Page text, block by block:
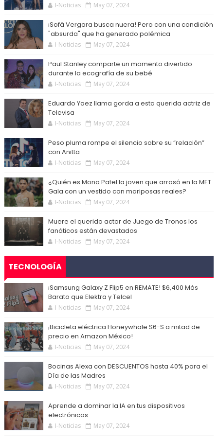
I-Noticias May 07, 2024
¡Sofá Vergara busca nuera! Pero con una condición
"absurda" que ha generado polémica
I-Noticias May 07, 2024
Paul Stanley comparte un momento divertido
durante la ecografía de su bebé
I-Noticias May 07, 2024
Eduardo Yaez llama gorda a esta querida actriz de
Televisa
I-Noticias May 07, 2024
Peso pluma rompe el silencio sobre su “relación”
con Anitta
I-Noticias May 07, 2024
¿Quién es Mona Patel la joven que arrasó en la MET
Gala con un vestido con mariposas reales?
I-Noticias May 07, 2024
Muere el querido actor de Juego de Tronos los
fanáticos están devastados
I-Noticias May 07, 2024
TECNOLOGÍA
¡Samsung Galaxy Z Flip5 en REMATE! $6,400 Más
Barato que Elektra y Telcel
I-Noticias May 07, 2024
¡Bicicleta eléctrica Honeywhale S6-S a mitad de
precio en Amazon México!
I-Noticias May 07, 2024
Bocinas Alexa con DESCUENTOS hasta 40% para el
Día de las Madres
I-Noticias May 07, 2024
Aprende a dominar la IA en tus dispositivos
electrónicos
I-Noticias May 07, 2024